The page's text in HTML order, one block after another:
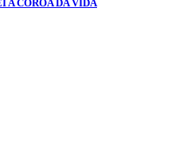
A COROA DA VIDA